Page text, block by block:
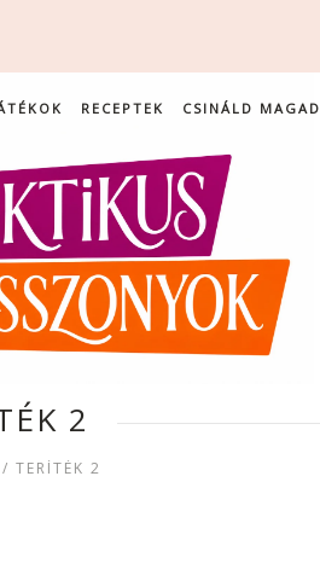
RECEPTEK CSINÁLD MAGAD
2
/ TERÍTÉK 2